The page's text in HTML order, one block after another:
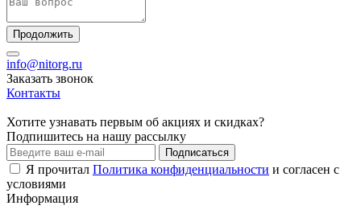
Продолжить
info@nitorg.ru
Заказать звонок
Контакты
Хотите узнавать первым об акциях и скидках?
Подпишитесь на нашу рассылку
Подписаться
Я прочитал Политика конфиденциальности и согласен с
условиями
Информация